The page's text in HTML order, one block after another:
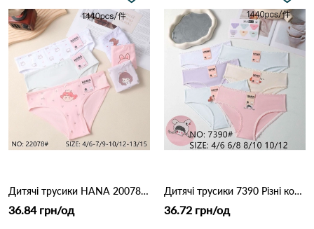
Дитячі трусики HANA 20078 Різні кольори
36.84 грн/од
Дитячі трусики 7390 Різні кольори
36.72 грн/од